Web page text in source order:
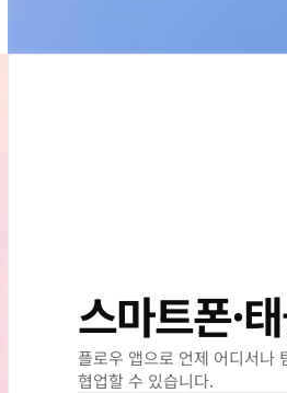
스마트폰·
플로우 앱으로 언제 어디서나
협업할 수 있습니다.